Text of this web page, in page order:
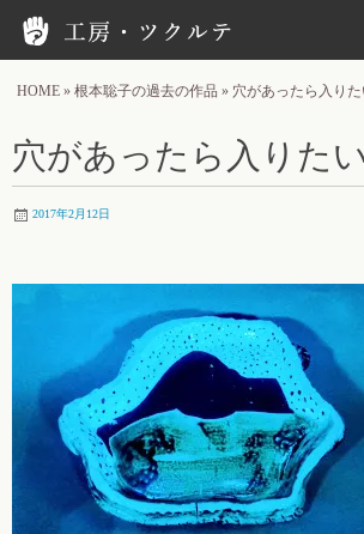
HOME » 根本聡子の過去の作品 » 穴があったら入りた
穴があったら入りたい
2017年2月12日